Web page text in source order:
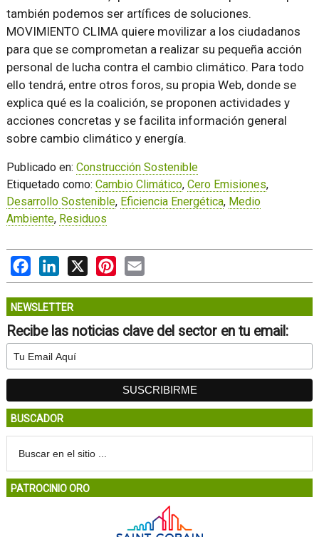
también podemos ser artífices de soluciones.
MOVIMIENTO CLIMA quiere movilizar a los ciudadanos
para que se comprometan a realizar su pequeña acción
personal de lucha contra el cambio climático. Para todo
ello tendrá, entre otros foros, su propia Web, donde se
explica qué es la coalición, se proponen actividades y
acciones concretas y se facilita información general
sobre cambio climático y energía.
Publicado en: Construcción Sostenible
Etiquetado como: Cambio Climático, Cero Emisiones,
Desarrollo Sostenible, Eficiencia Energética, Medio
Ambiente, Residuos
FacebookLinkedIn
X PinterestEmail
NEWSLETTER
Recibe las noticias clave del sector en tu email:
BUSCADOR
PATROCINIO ORO